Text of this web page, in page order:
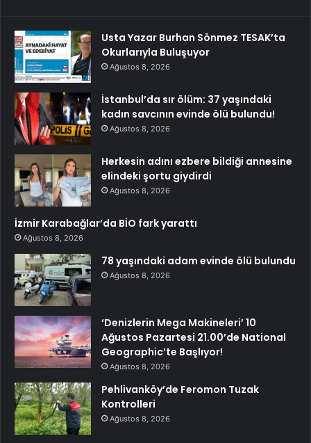
Usta Yazar Burhan Sönmez TESAK’ta
Okurlarıyla Buluşuyor
Ağustos 8, 2026
İstanbul’da sır ölüm: 37 yaşındaki
kadın savcının evinde ölü bulundu!
Ağustos 8, 2026
Herkesin adını ezbere bildiği annesine
elindeki şortu giydirdi
Ağustos 8, 2026
İzmir Karabağlar’da BİO fark yarattı
Ağustos 8, 2026
78 yaşındaki adam evinde ölü bulundu
Ağustos 8, 2026
‘Denizlerin Mega Makineleri’ 10
Ağustos Pazartesi 21.00’de National
Geographic’te Başlıyor!
Ağustos 8, 2026
Pehlivanköy’de Feromon Tuzak
Kontrolleri
Ağustos 8, 2026